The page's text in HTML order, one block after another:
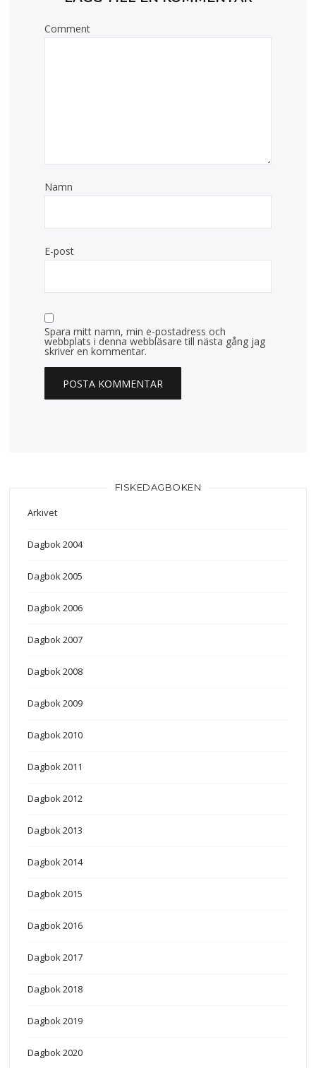
Comment
Namn
E-post
Spara mitt namn, min e-postadress och
webbplats i denna webbläsare till nästa gång jag
skriver en kommentar.
FISKEDAGBOKEN
Arkivet
Dagbok 2004
Dagbok 2005
Dagbok 2006
Dagbok 2007
Dagbok 2008
Dagbok 2009
Dagbok 2010
Dagbok 2011
Dagbok 2012
Dagbok 2013
Dagbok 2014
Dagbok 2015
Dagbok 2016
Dagbok 2017
Dagbok 2018
Dagbok 2019
Dagbok 2020